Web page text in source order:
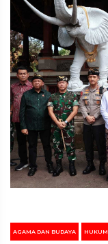
AGAMA DAN BUDAYA